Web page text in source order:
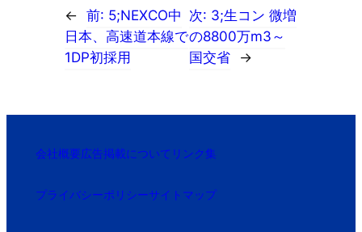
← 前: 5;NEXCO中
日本、高速道本線で
1DP初採用
次: 3;生コン 微増
の8800万m3～
国交省
→
会社概要広告掲載について リンク集
プライバシーポリシーサイトマップ